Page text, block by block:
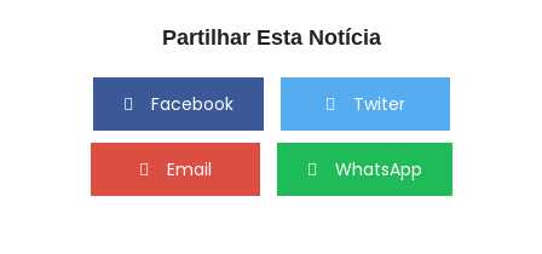
Partilhar Esta Notícia
Facebook Twiter
Email WhatsApp